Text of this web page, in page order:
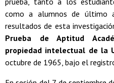
como a alumnos de último
resultados de esta
Prueba de Aptitud
propiedad intelectual de la
octubre de 1965, bajo el